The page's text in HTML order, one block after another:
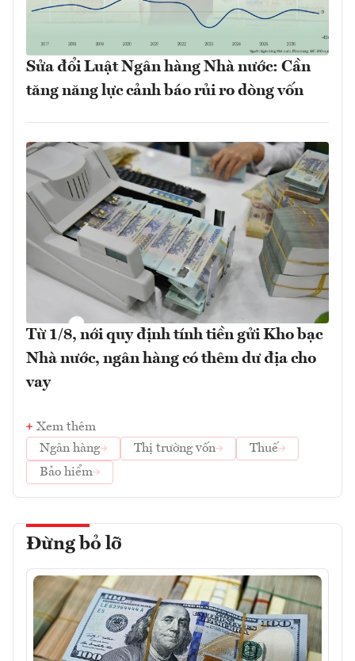
Sửa đổi Luật Ngân hàng Nhà nước: Cần
tăng năng lực cảnh báo rủi ro dòng vốn
Từ 1/8, nới quy định tính tiền gửi Kho bạc
Nhà nước, ngân hàng có thêm dư địa cho
vay
Xem thêm
Ngân hàng
Thị trường vốn
Thuế
Bảo hiểm
Đừng bỏ lỡ